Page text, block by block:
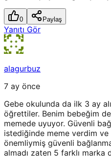
0 Paylaş
Yanıtı Gör
alagurbuz
7 ay önce
Gebe okulunda da ilk 3 ay
öğrettiler. Benim bebeğim
memede uyuyor. Güvenli
istediğinde meme verdim
önemliymiş güvenli
almadı zaten 5 farklı marka